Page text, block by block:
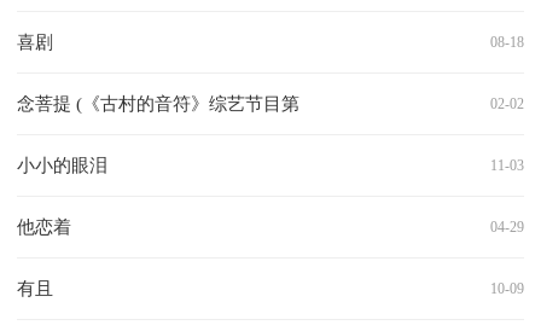
08-18
喜剧
02-02
念菩提 (《古村的音符》综艺节目第
11-03
小小的眼泪
04-29
他恋着
10-09
有且